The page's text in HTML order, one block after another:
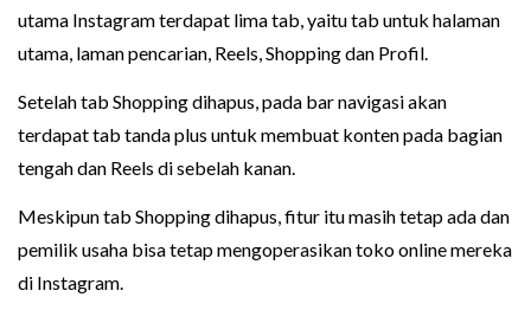
utama Instagram terdapat lima tab, yaitu tab untuk halaman
utama, laman pencarian, Reels, Shopping dan Profil.
Setelah tab Shopping dihapus, pada bar navigasi akan
terdapat tab tanda plus untuk membuat konten pada bagian
tengah dan Reels di sebelah kanan.
Meskipun tab Shopping dihapus, fitur itu masih tetap ada dan
pemilik usaha bisa tetap mengoperasikan toko online mereka
di Instagram.